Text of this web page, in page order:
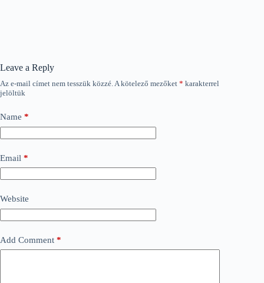
Leave a Reply
Az e-mail címet nem tesszük közzé.A kötelező mezőket * karakterrel
jelöltük
Name *
Email *
Website
Add Comment *